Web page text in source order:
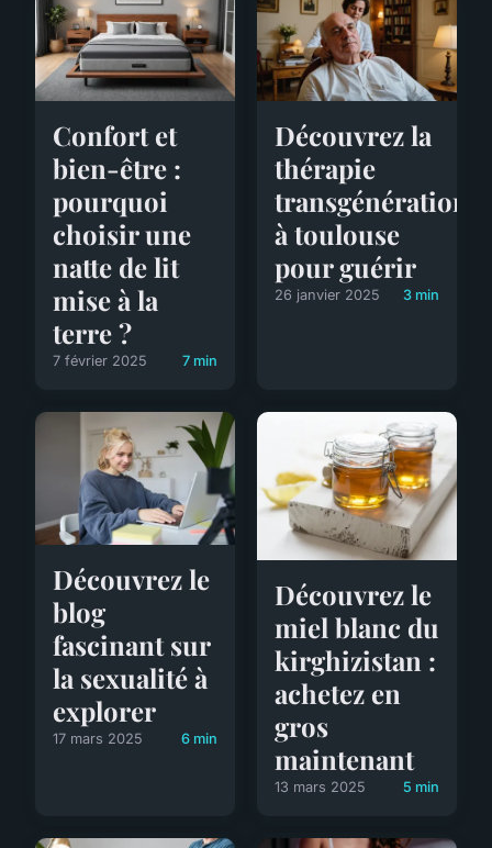
Confort et
bien-être :
pourquoi
choisir une
natte de lit
mise à la
terre ?
7 février 2025 7 min
Découvrez la
thérapie
à toulouse
pour guérir
26 janvier 2025 3 min
Découvrez le
blog
fascinant sur
la sexualité à
explorer
17 mars 2025 6 min
Découvrez le
miel blanc du
kirghizistan :
achetez en
gros
maintenant
13 mars 2025 5 min